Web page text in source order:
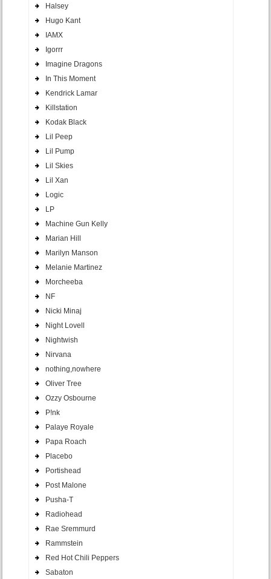
Halsey
Hugo Kant
IAMX
Igorrr
Imagine Dragons
In This Moment
Kendrick Lamar
Killstation
Kodak Black
Lil Peep
Lil Pump
Lil Skies
Lil Xan
Logic
LP
Machine Gun Kelly
Marian Hill
Marilyn Manson
Melanie Martinez
Morcheeba
NF
Nicki Minaj
Night Lovell
Nightwish
Nirvana
nothing,nowhere
Oliver Tree
Ozzy Osbourne
P!nk
Palaye Royale
Papa Roach
Placebo
Portishead
Post Malone
Pusha-T
Radiohead
Rae Sremmurd
Rammstein
Red Hot Chili Peppers
Sabaton